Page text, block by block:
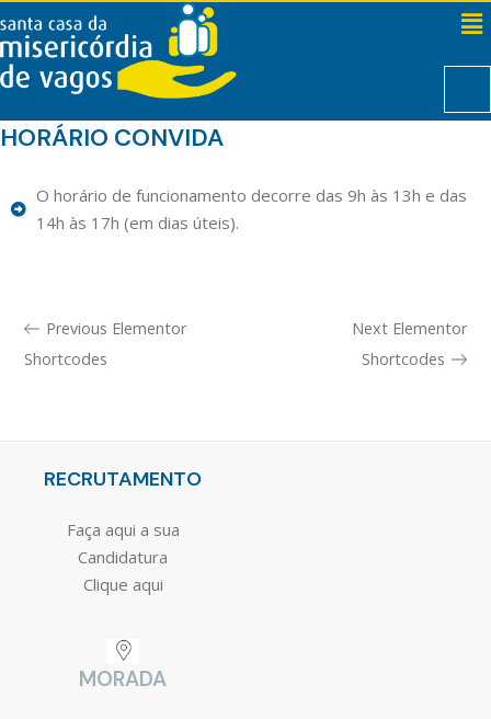
HORÁRIO CONVIDA
O horário de funcionamento decorre das 9h às 13h e das
14h às 17h (em dias úteis).
Previous Elementor
Shortcodes
Next Elementor
Shortcodes
RECRUTAMENTO
Faça aqui a sua
Candidatura
Clique aqui
MORADA